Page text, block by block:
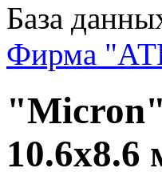
База
Фирма
"Micron"